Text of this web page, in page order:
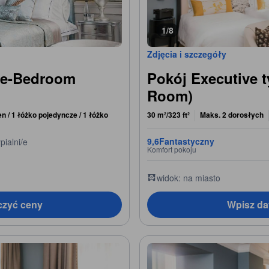
Bedroom
/ 1 łóżko pojedyncze / 1 łóżko
e
ceny
1/8
Zdjęcia i szczegóły
Pokój Executive
Room)
30 m²/323 ft² Maks. 2 dorosłych
9,6Fantastyczny
Komfort pokoju
widok: na miasto
Wpisz